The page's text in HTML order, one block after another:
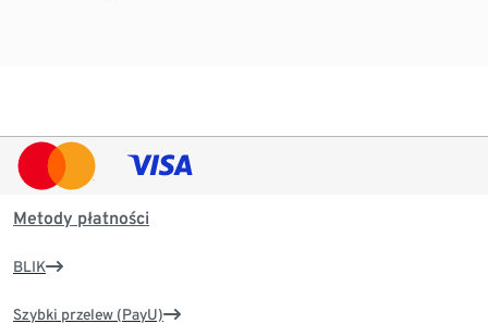
Metody płatności
BLIK
Szybki przelew (PayU)